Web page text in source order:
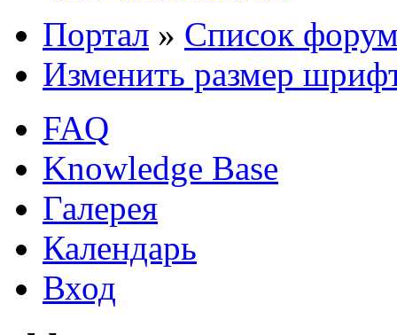
Портал » Список
Изменить размер
FAQ
Knowledge Base
Галерея
Календарь
Вход